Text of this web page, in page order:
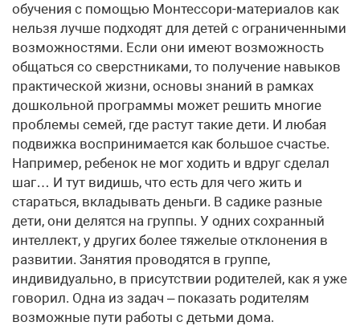
обучения с помощью Монтессори-материалов как
нельзя лучше подходят для детей с ограниченными
возможностями. Если они имеют возможность
общаться со сверстниками, то получение навыков
практической жизни, основы знаний в рамках
дошкольной программы может решить многие
проблемы семей, где растут такие дети. И любая
подвижка воспринимается как большое счастье.
Например, ребенок не мог ходить и вдруг сделал
шаг… И тут видишь, что есть для чего жить и
стараться, вкладывать деньги. В садике разные
дети, они делятся на группы. У одних сохранный
интеллект, у других более тяжелые отклонения в
развитии. Занятия проводятся в группе,
индивидуально, в присутствии родителей, как я уже
говорил. Одна из задач – показать родителям
возможные пути работы с детьми дома.